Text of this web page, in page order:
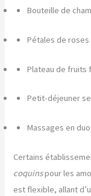
Bouteille de
Pétales de roses
Plateau de fruits
Petit-déjeuner
Massages en
Certains
coquinspour les
est flexible, allant